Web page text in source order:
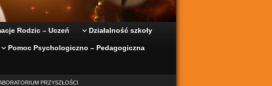
Rodzic – Uczeń Działalność szkoły
Pomoc Psychologiczno – Pedagogiczna
PRZYSZŁOŚCI